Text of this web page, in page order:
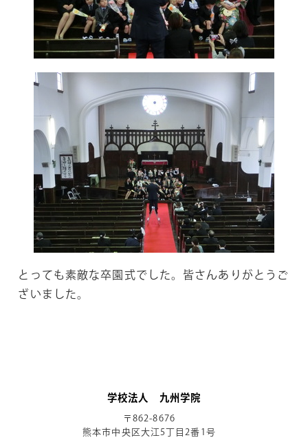
とっても素敵な卒園式でした。皆さんありがとうご
ざいました。
学校法人 九州学院
〒862-8676
熊本市中央区大江5丁目2番1号